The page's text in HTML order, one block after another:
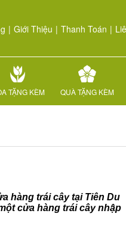
| Giới Thiệu | Thanh Toán |
TẶNG KÈM QUÀ TẶNG KÈM
hàng trái cây tại Tiên Du
cửa hàng trái cây nhập